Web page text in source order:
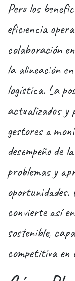
Pero los
eficiencia
colaboración
la alineación
logística. La
actualizados y
gestores a
desempeño de
problemas y
convierte así
sostenible,
competitiva en